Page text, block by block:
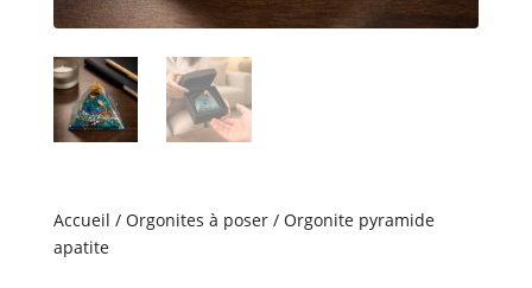
Accueil / Orgonites à poser/ Orgonite pyramide
apatite